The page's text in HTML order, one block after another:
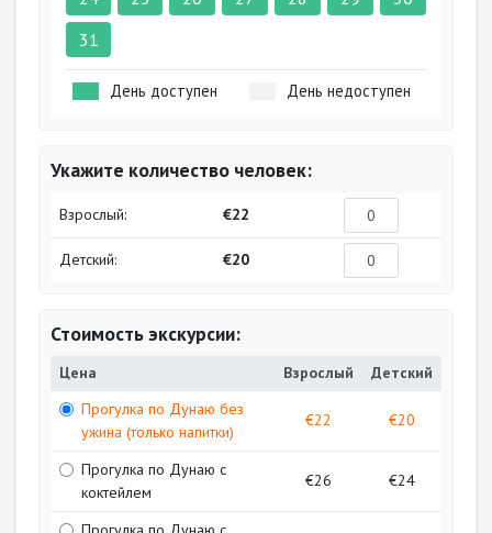
31
День доступен День недоступен
Укажите количество человек:
Взрослый: €22
Детский: €20
Стоимость экскурсии:
Цена Взрослый
Детский
Прогулка по Дунаю без
ужина (только напитки)
€22 €20
Прогулка по Дунаю с
коктейлем
€26 €24